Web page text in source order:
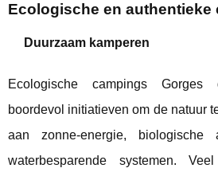
Ecologische en authentieke
Duurzaam kamperen
Ecologische campings
boordevol initiatieven om de natuur
aan zonne-energie, biologische
waterbesparende systemen.